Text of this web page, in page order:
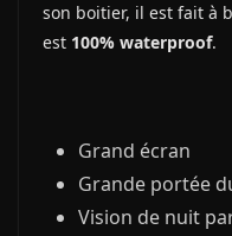
son boitier, il est fait à
est 100% waterproof.
Grand écran
Grande portée
Vision de nuit